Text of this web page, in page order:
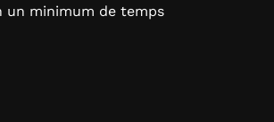
un minimum de temps